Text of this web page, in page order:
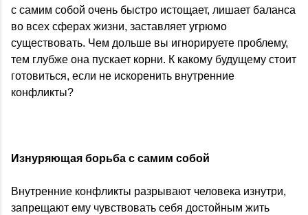
с самим собой очень быстро истощает, лишает баланса
во всех сферах жизни, заставляет угрюмо
существовать. Чем дольше вы игнорируете проблему,
тем глубже она пускает корни. К какому будущему стоит
готовиться, если не искоренить внутренние
конфликты?
Изнуряющая борьба с самим собой
Внутренние конфликты разрывают человека изнутри,
запрещают ему чувствовать себя достойным жить